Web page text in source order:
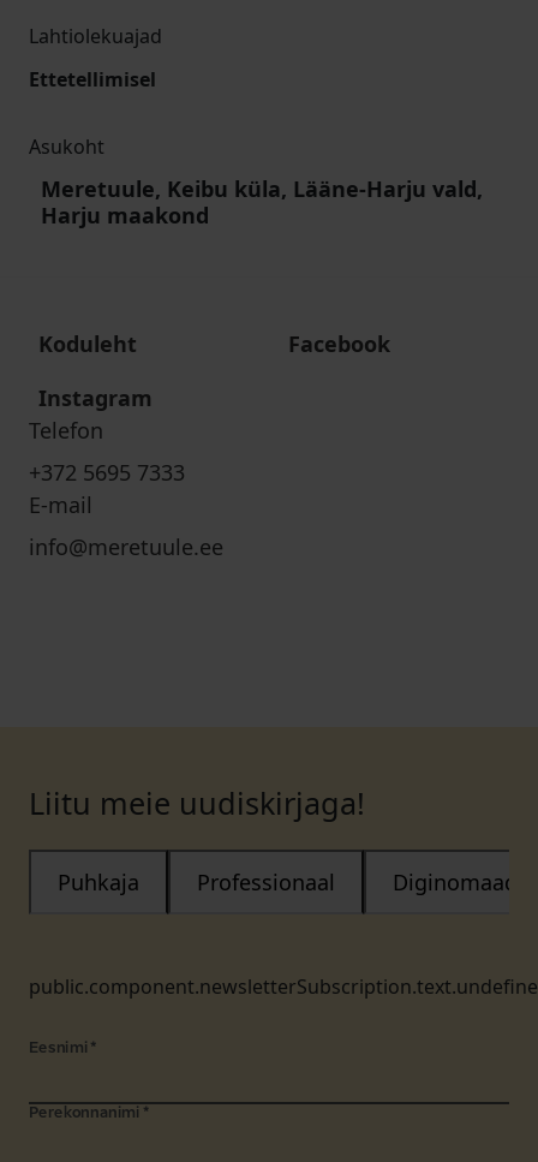
Lahtiolekuajad
Ettetellimisel
Asukoht
Meretuule, Keibu küla, Lääne-Harju vald,
Harju maakond
Koduleht
Facebook
Instagram
Telefon
+372 5695 7333
E-mail
info@meretuule.ee
Liitu meie uudiskirjaga!
Puhkaja Professionaal Diginomaad
Eesnimi *
Perekonnanimi *